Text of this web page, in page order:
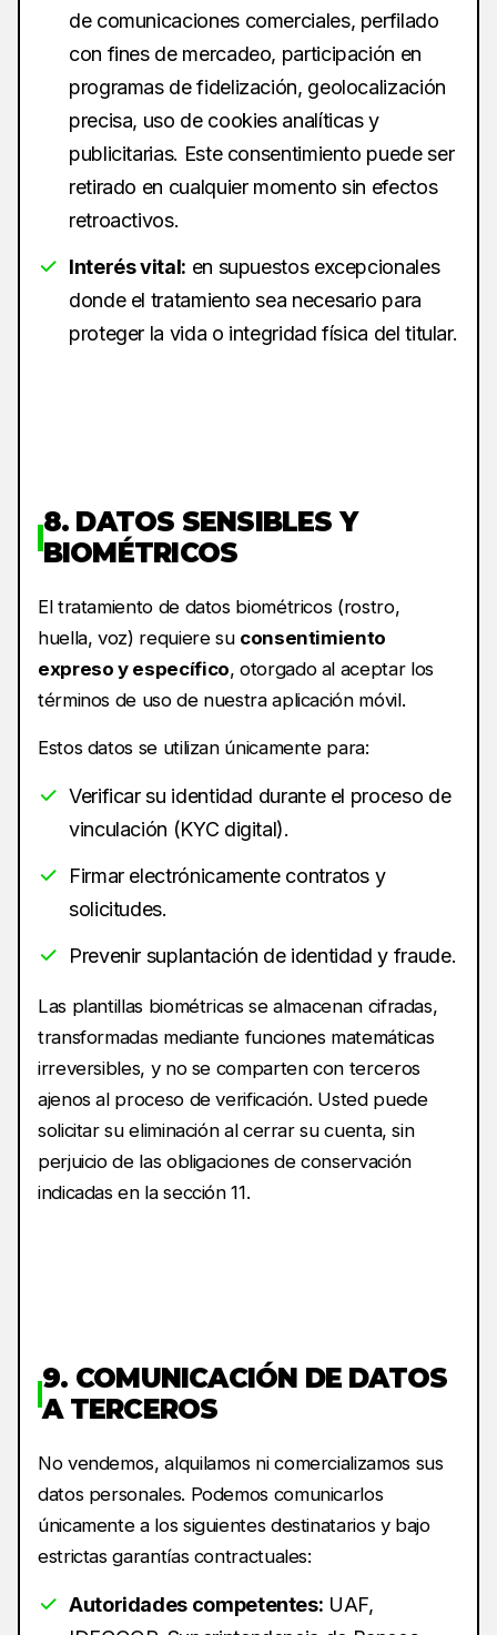
de comunicaciones comerciales, perfilado
con fines de mercadeo, participación en
programas de fidelización, geolocalización
precisa, uso de cookies analíticas y
publicitarias. Este consentimiento puede ser
retirado en cualquier momento sin efectos
retroactivos.
Interés vital: en supuestos excepcionales
donde el tratamiento sea necesario para
proteger la vida o integridad física del titular.
8. DATOS SENSIBLES Y
BIOMÉTRICOS
El tratamiento de datos biométricos (rostro,
huella, voz) requiere su consentimiento
expreso y específico, otorgado al aceptar los
términos de uso de nuestra aplicación móvil.
Estos datos se utilizan únicamente para:
Verificar su identidad durante el proceso de
vinculación (KYC digital).
Firmar electrónicamente contratos y
solicitudes.
Prevenir suplantación de identidad y fraude.
Las plantillas biométricas se almacenan cifradas,
transformadas mediante funciones matemáticas
irreversibles, y no se comparten con terceros
ajenos al proceso de verificación. Usted puede
solicitar su eliminación al cerrar su cuenta, sin
perjuicio de las obligaciones de conservación
indicadas en la sección 11.
9. COMUNICACIÓN DE DATOS
A TERCEROS
No vendemos, alquilamos ni comercializamos sus
datos personales. Podemos comunicarlos
únicamente a los siguientes destinatarios y bajo
estrictas garantías contractuales:
Autoridades competentes: UAF,